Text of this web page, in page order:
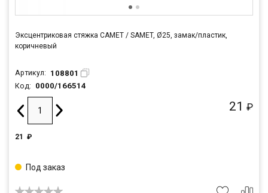
Эксцентриковая стяжка САМЕТ / SAMET, Ø25, замак/пластик,
коричневый
Артикул: 108801
Код: 0000/166514
21 ₽
21 ₽
Под заказ